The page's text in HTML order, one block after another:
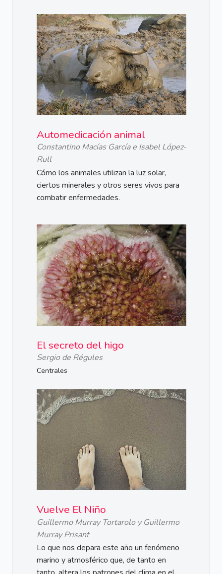
Automedicación animal
Constantino Macías García e Isabel López-
Rull
Cómo los animales utilizan la luz solar,
ciertos minerales y otros seres vivos para
combatir enfermedades.
El secreto del higo
Sergio de Régules
Centrales
Vuelve El Niño
Guillermo Murray Tortarolo y Guillermo
Murray Prisant
Lo que nos depara este año un fenómeno
marino y atmosférico que, de tanto en